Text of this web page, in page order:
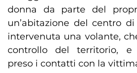
donna da parte del
un’abitazione del centro
intervenuta una volante,
controllo del territorio,
preso i contatti con la